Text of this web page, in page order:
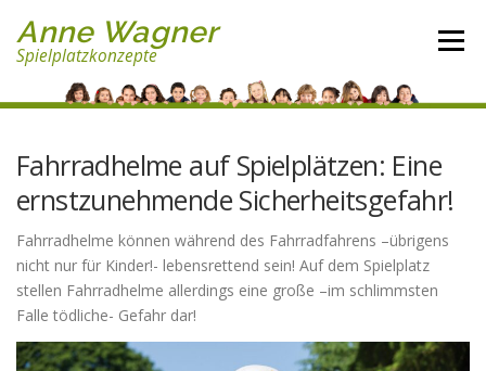
zum
Inhalt
Anne Wagner
Spielplatzkonzepte
Menü
Fahrradhelme auf Spielplätzen: Eine
ernstzunehmende Sicherheitsgefahr!
Fahrradhelme können während des Fahrradfahrens –übrigens
nicht nur für Kinder!- lebensrettend sein! Auf dem Spielplatz
stellen Fahrradhelme allerdings eine große –im schlimmsten
Falle tödliche- Gefahr dar!